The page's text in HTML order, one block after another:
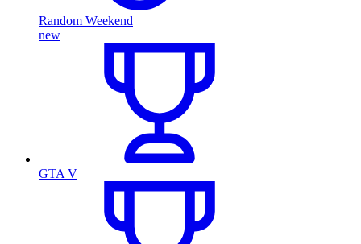
Random Weekend
new
GTA V